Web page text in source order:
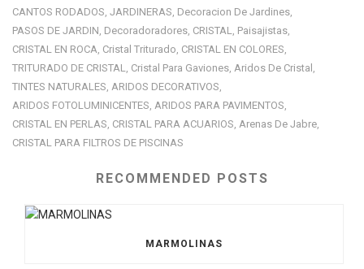
CANTOS RODADOS, JARDINERAS, Decoracion De Jardines,
PASOS DE JARDIN, Decoradoradores, CRISTAL , Paisajistas,
CRISTAL EN ROCA, Cristal Triturado, CRISTAL EN COLORES,
TRITURADO DE CRISTAL , Cristal Para Gaviones, Aridos De Cristal ,
TINTES NATURALES, ARIDOS DECORATIVOS,
ARIDOS FOTOLUMINICENTES, ARIDOS PARA PAVIMENTOS,
CRISTAL EN PERLAS, CRISTAL PARA ACUARIOS, Arenas De Jabre,
CRISTAL PARA FILTROS DE PISCINAS
RECOMMENDED POSTS
MARMOLINAS